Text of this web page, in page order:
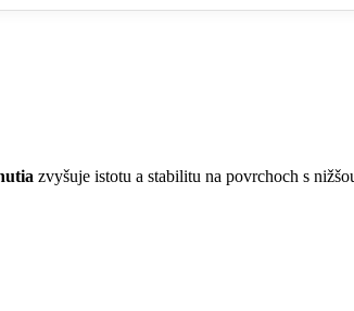
zvyšuje istotu a stabilitu na povrchoch s